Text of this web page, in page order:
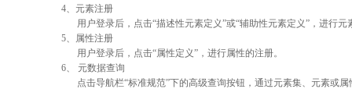
4、元素注册
用户登录后，点击“描述性元素定义”或“辅助性元素定义”，进行元
5、属性注册
用户登录后，点击“属性定义”，进行属性的注册。
6、 元数据查询
点击导航栏“标准规范”下的高级查询按钮，通过元素集、元素或